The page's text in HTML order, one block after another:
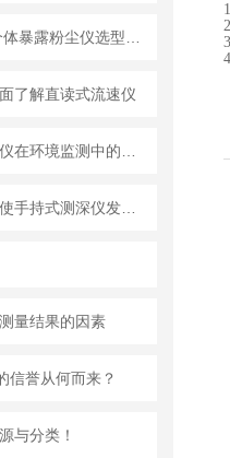
了解直读式流速仪
量结果的因素
信誉从何而来？
与分类！